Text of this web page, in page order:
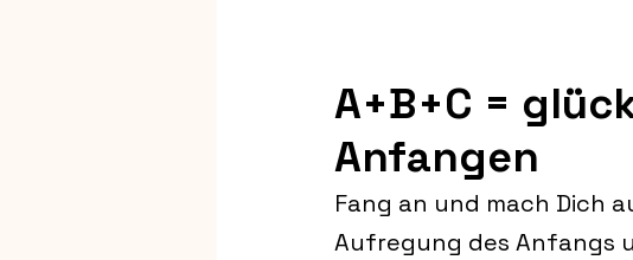
A+B+C =
Anfangen
Fang an und mach Dich
Aufregung des Anfangs